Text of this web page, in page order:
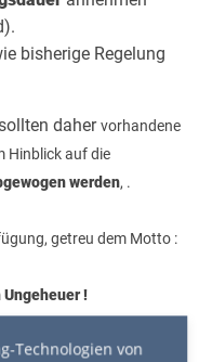
bisherige Regelung
dahervorhandene
Hinblick auf die
werden, .
getreu dem Motto :
!
Technologien von